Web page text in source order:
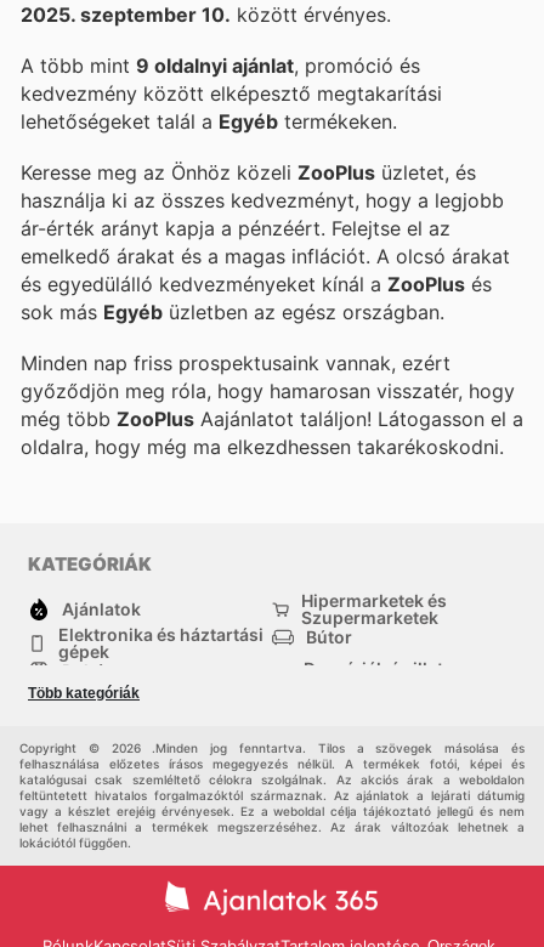
2025. szeptember 10. között érvényes.
A több mint 9 oldalnyi ajánlat, promóció és
kedvezmény között elképesztő megtakarítási
lehetőségeket talál a Egyéb termékeken.
Keresse meg az Önhöz közeli ZooPlus üzletet, és
használja ki az összes kedvezményt, hogy a legjobb
ár-érték arányt kapja a pénzéért. Felejtse el az
emelkedő árakat és a magas inflációt. A olcsó árakat
és egyedülálló kedvezményeket kínál a ZooPlus és
sok más Egyéb üzletben az egész országban.
Minden nap friss prospektusaink vannak, ezért
győződjön meg róla, hogy hamarosan visszatér, hogy
még több ZooPlus Aajánlatot találjon! Látogasson el a
oldalra, hogy még ma elkezdhessen takarékoskodni.
KATEGÓRIÁK
Ajánlatok
Hipermarketek és
Szupermarketek
Elektronika és háztartási
gépek
Bútor
Ruházat
Drogériák és illatszer-
háztartási cikkek
Több kategóriák
Copyright © 2026 .Minden jog fenntartva. Tilos a szövegek másolása és
felhasználása előzetes írásos megegyezés nélkül. A termékek fotói, képei és
katalógusai csak szemléltető célokra szolgálnak. Az akciós árak a weboldalon
feltüntetett hivatalos forgalmazóktól származnak. Az ajánlatok a lejárati dátumig
vagy a készlet erejéig érvényesek. Ez a weboldal célja tájékoztató jellegű és nem
lehet felhasználni a termékek megszerzéséhez. Az árak változóak lehetnek a
lokációtól függően.